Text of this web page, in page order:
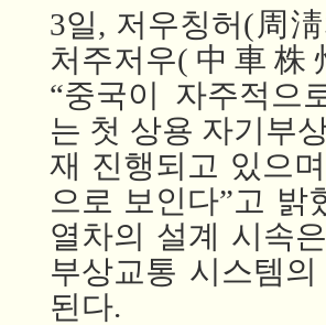
3일, 저우칭허(周
처주저우(中車株
“중국이 자주적으
는 첫 상용 자기부
재 진행되고 있으
으로 보인다”고 밝
열차의 설계 시속
부상교통 시스템
된다.